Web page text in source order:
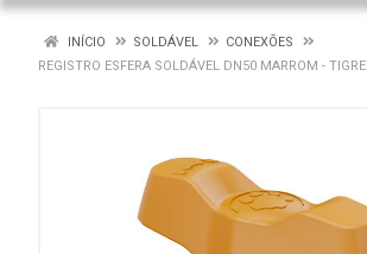
INÍCIO SOLDÁVEL
CONEXÕES
REGISTRO ESFERA SOLDÁVEL DN50 MARROM - TIGRE